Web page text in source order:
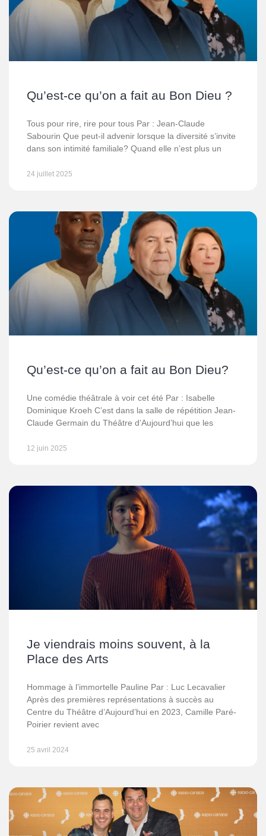
Qu’est-ce qu’on a fait au Bon Dieu ?
Tous pour rire, rire pour tous Par : Jean-Claude
Sabourin Que peut-il advenir lorsque la diversité s’invite
dans son intimité familiale? Quand elle n’est plus un
24 juillet 2025
Qu’est-ce qu’on a fait au Bon Dieu?
Une comédie théâtrale à voir cet été Par : Isabelle
Dominique Kroeh C’est dans la salle de répétition Jean-
Claude Germain du Théâtre d’Aujourd’hui que les
12 juin 2025
Je viendrais moins souvent, à la
Place des Arts
Hommage à l’immortelle Pauline Par : Luc Lecavalier
Après des premières représentations à succès au
Centre du Théâtre d’Aujourd’hui en 2023, Camille Paré-
Poirier revient avec
25 avril 2024